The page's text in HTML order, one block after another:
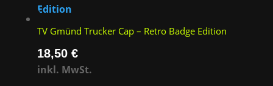
TV Gmünd Trucker Cap – Retro Badge Edition
18,50 €
inkl. MwSt.